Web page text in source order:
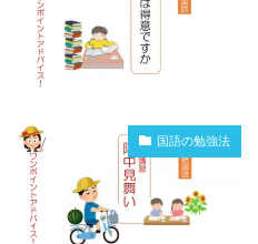
国語の勉強法